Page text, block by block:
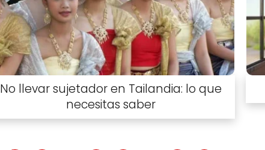
No llevar sujetador en Tailandia: lo que
necesitas saber